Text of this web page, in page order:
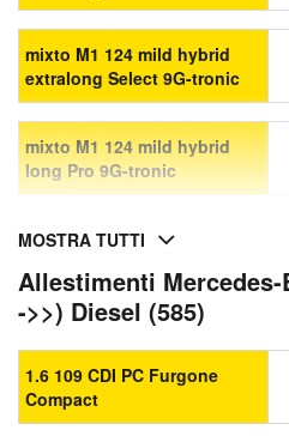
mixto M1 124 mild hybrid
extralong Select 9G-tronic
mixto M1 124 mild hybrid
long Pro 9G-tronic
MOSTRA TUTTI
Allestimenti Mercedes-
->>) Diesel (585)
1.6 109 CDI PC Furgone
Compact